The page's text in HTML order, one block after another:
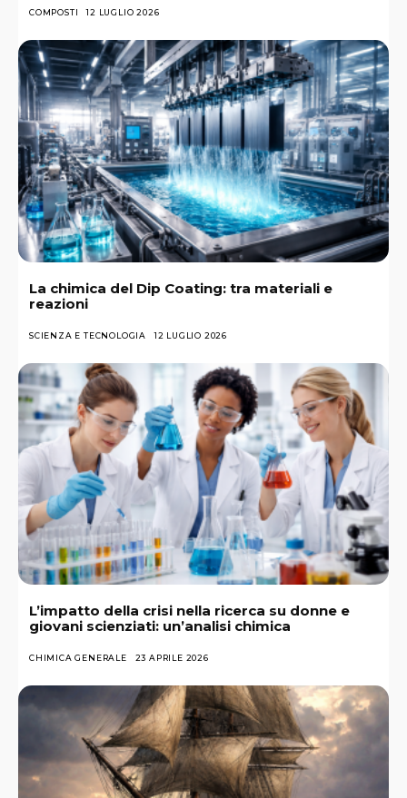
COMPOSTI 12 LUGLIO 2026
La chimica del Dip Coating: tra materiali e
reazioni
SCIENZA E TECNOLOGIA 12 LUGLIO 2026
L’impatto della crisi nella ricerca su donne e
giovani scienziati: un’analisi chimica
CHIMICA GENERALE 23 APRILE 2026